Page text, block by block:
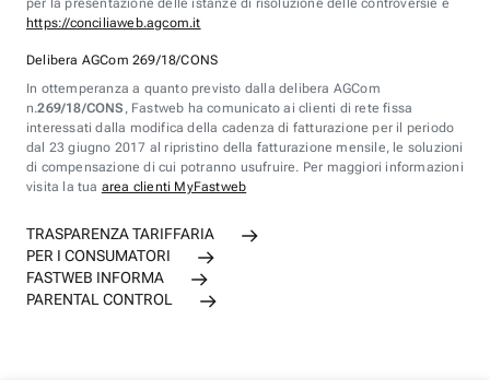
per la presentazione delle istanze di risoluzione delle controversie è
https://conciliaweb.agcom.it
Delibera AGCom 269/18/CONS
In ottemperanza a quanto previsto dalla delibera AGCom
n.269/18/CONS , Fastweb ha comunicato ai clienti di rete fissa
interessati dalla modifica della cadenza di fatturazione per il periodo
dal 23 giugno 2017 al ripristino della fatturazione mensile, le soluzioni
di compensazione di cui potranno usufruire. Per maggiori informazioni
visita la tua area clienti MyFastweb
TRASPARENZA TARIFFARIA
PER I CONSUMATORI
FASTWEB INFORMA
PARENTAL CONTROL